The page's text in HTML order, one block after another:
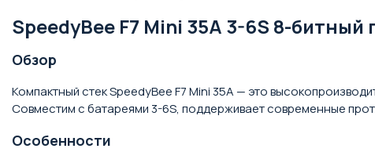
SpeedyBee F7 Mini 35A 3-6S 8-
Обзор
Компактный стек SpeedyBee F7 Mini 35A — это
Совместим с батареями 3-6S, поддерживает современные
Особенности